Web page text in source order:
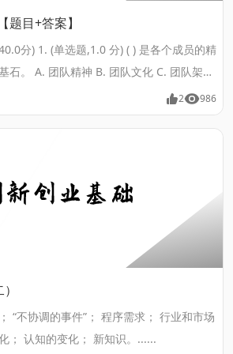
题目+答案】
分) 1. (单选题,1.0 分) ( ) 是各个成员的精
C. 团队架构
C 3. (单选
系统风险防范的内容 ( ) A. 技术开发
......
2 986
变化； 人口结构的变化； 认知的变化； 新知识。......